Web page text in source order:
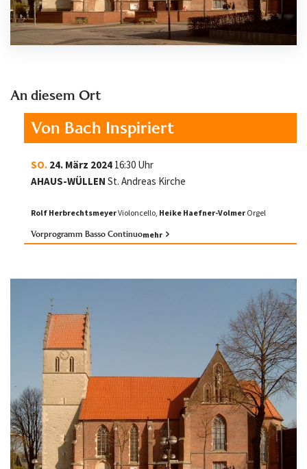
An diesem Ort
Von Bach Inspiriert
SO. 24. März 2024 16:30 Uhr
AHAUS-WÜLLEN St. Andreas Kirche
Rolf HerbrechtsmeyerVioloncello, Heike Haefner-Volmer Orgel
Vorprogramm Basso Continuomehr